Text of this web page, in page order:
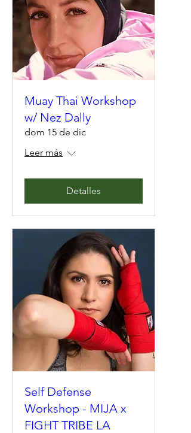
Muay Thai Workshop
w/ Nez Dally
dom 15 de dic
Leer más
Detalles
Self Defense
Workshop - MIJA x
FIGHT TRIBE LA